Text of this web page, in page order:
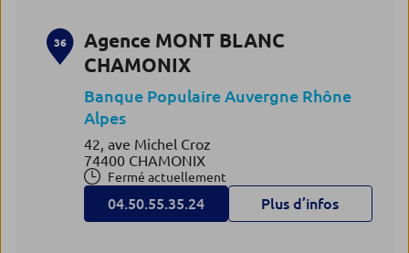
36
Agence MONT BLANC
CHAMONIX
Banque Populaire Auvergne Rhône
Alpes
42, ave Michel Croz
74400 CHAMONIX
Fermé actuellement
04.50.55.35.24 Plus d’infos